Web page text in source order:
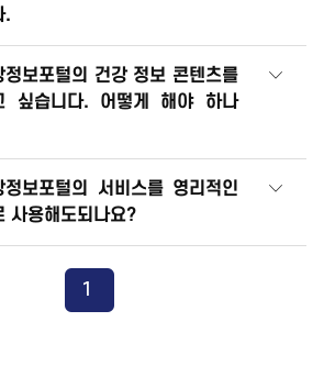
.
정보포털의 건강 정보 콘텐츠를
싶습니다. 어떻게 해야 하나
정보포털의 서비스를 영리적인
사용해도되나요?
1